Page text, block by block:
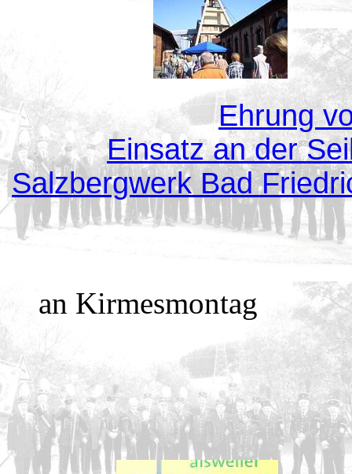
Ehrung
Einsatz an der
Salzbergwerk Bad
an Kirmesmontag